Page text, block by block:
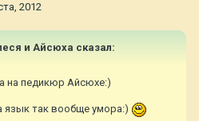
2012
и Айсюха сказал:
на педикюр Айсюхе:)
так вообще умора:)